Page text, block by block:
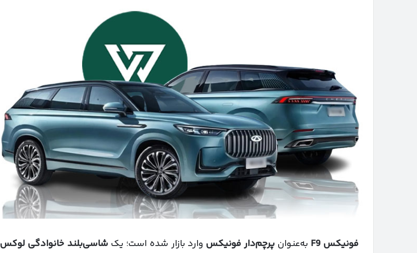
فونیکس به‌عنوان پرچم‌دار فونیکس وارد بازار شده است؛ یکشاسی‌بلند خانوادگی لوکس